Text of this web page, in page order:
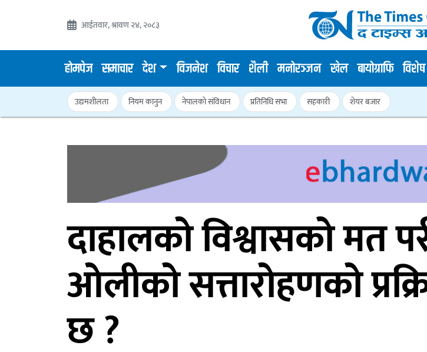
आईतवार, श्रावण २४, २०८३
होमपेज समाचार देश विजनेश विचार शैली मनोरञ्जन खेल बायोग्राफि विशेष
उद्यमशीलता नियम कानुन नेपालको संविधान प्रतिनिधि सभा सहकारी शेयर बजार
दाहालको विश्वासको मत
ओलीको सत्तारोहणको
छ ?